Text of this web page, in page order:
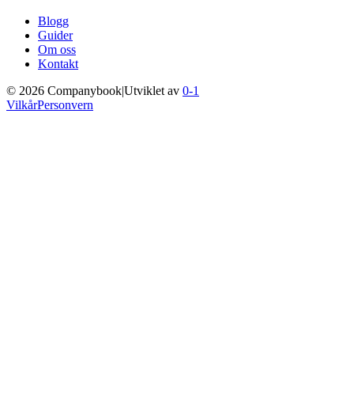
Blogg
Guider
Om oss
Kontakt
© 2026 CompanybookUtviklet av 0-1
VilkårPersonvern